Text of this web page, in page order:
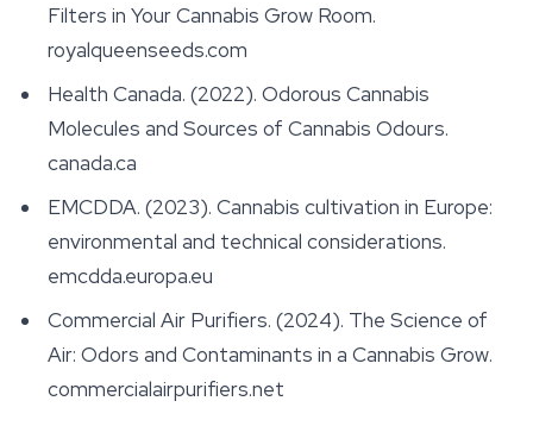
Filters in Your Cannabis Grow Room.
royalqueenseeds.com
Health Canada. (2022). Odorous Cannabis
Molecules and Sources of Cannabis Odours.
canada.ca
EMCDDA. (2023). Cannabis cultivation in Europe:
environmental and technical considerations.
emcdda.europa.eu
Commercial Air Purifiers. (2024). The Science of
Air: Odors and Contaminants in a Cannabis Grow.
commercialairpurifiers.net